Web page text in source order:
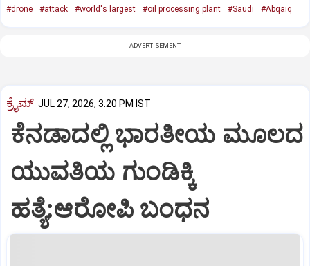
#drone #attack #world's largest #oil processing plant #Saudi #Abqaiq
ADVERTISEMENT
ಕ್ರೈಮ್ JUL 27, 2026, 3:20 PM IST
ಕೆನಡಾದಲ್ಲಿ ಭಾರತೀಯ ಮೂಲದ
ಯುವತಿಯ ಗುಂಡಿಕ್ಕಿ
ಹತ್ಯೆ:ಆರೋಪಿ ಬಂಧನ